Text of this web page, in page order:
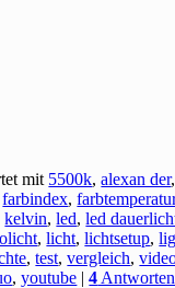
mit 5500k,alexan der
farbindex,
kelvin,led,led
,licht,lichtsetup,
,test,vergleich,
,youtube |4 Antworten